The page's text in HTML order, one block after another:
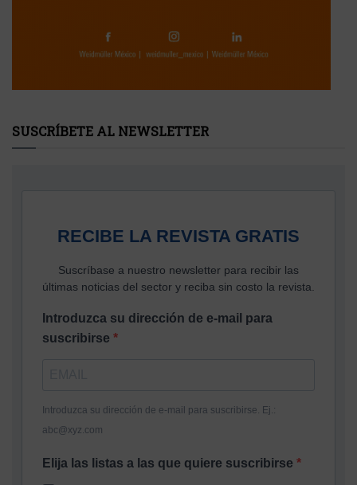
SUSCRÍBETE AL NEWSLETTER
RECIBE LA REVISTA GRATIS
Suscríbase a nuestro newsletter para recibir las
últimas noticias del sector y reciba sin costo la revista.
Introduzca su dirección de e-mail para
suscribirse
Introduzca su dirección de e-mail para suscribirse. Ej.:
abc@xyz.com
Elija las listas a las que quiere suscribirse